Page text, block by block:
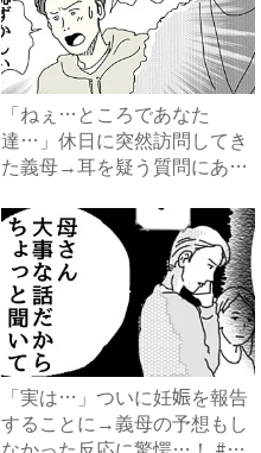
「ねぇ…ところであなた
達…」休日に突然訪問してき
た義母→耳を疑う質問にあ
「実は…」ついに妊娠を報告
することに→義母の予想もし